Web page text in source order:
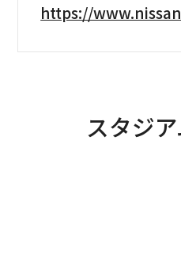
https://
スタジ